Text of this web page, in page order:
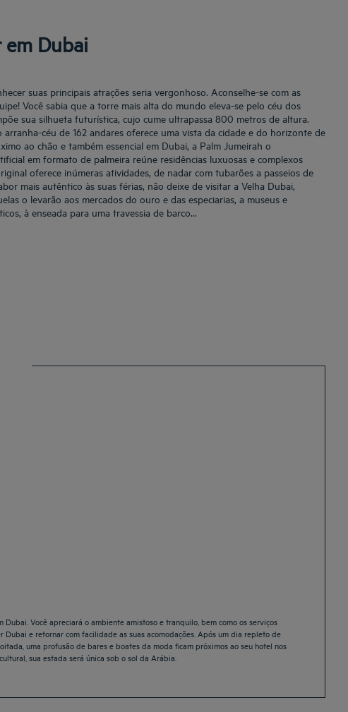
em Dubai
suas principais atrações seria vergonhoso. Aconselhe-se com as
Você sabia que a torre mais alta do mundo eleva-se pelo céu dos
sua silhueta futurística, cujo cume ultrapassa 800 metros de altura.
arranha-céu de 162 andares oferece uma vista da cidade e do horizonte de
ao chão e também essencial em Dubai, a Palm Jumeirah o
em formato de palmeira reúne residências luxuosas e complexos
oferece inúmeras atividades, de nadar com tubarões a passeios de
mais autêntico às suas férias, não deixe de visitar a Velha Dubai,
o levarão aos mercados do ouro e das especiarias, a museus e
à enseada para uma travessia de barco…
Você apreciará o ambiente amistoso e tranquilo, bem como os serviços
e retornar com facilidade as suas acomodações. Após um dia repleto de
uma profusão de bares e boates da moda ficam próximos ao seu hotel nos
sua estada será única sob o sol da Arábia.